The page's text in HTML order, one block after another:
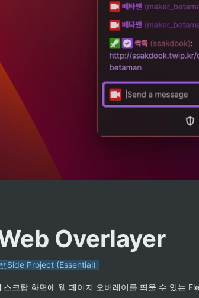
Overlayer
Project (Essential)
스크탑 화면에 웹 페이지 오버레이를 띄울 수 있는